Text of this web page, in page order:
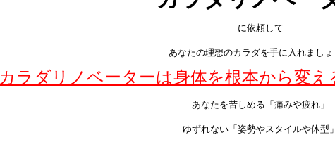
に依頼して
あなたの理想のカラダを手に入れましょ
カラダリノベーターは身体を根本から変
あなたを苦しめる「痛みや疲れ」
ゆずれない「姿勢やスタイルや体型」